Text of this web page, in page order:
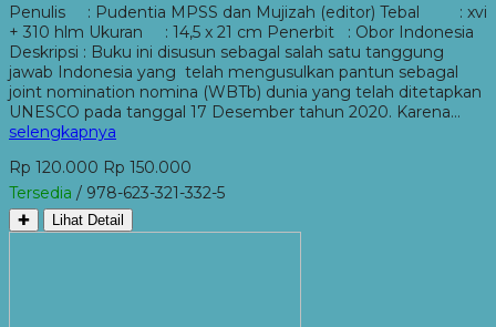
Penulis : Pudentia MPSS dan Mujizah (editor) Tebal : xvi
+ 310 hlm Ukuran : 14,5 x 21 cm Penerbit : Obor Indonesia
Deskripsi : Buku ini disusun sebagal salah satu tanggung
jawab Indonesia yang telah mengusulkan pantun sebagal
joint nomination nomina (WBTb) dunia yang telah ditetapkan
UNESCO pada tanggal 17 Desember tahun 2020. Karena…
selengkapnya
Rp 120.000 Rp 150.000
Tersedia / 978-623-321-332-5
✚ Lihat Detail